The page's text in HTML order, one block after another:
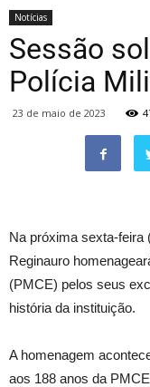
Notícias
Sessão
Polícia
23 de maio de 2023
Na próxima sexta-feira
Reginauro
(PMCE) pelos seus
história da instituição.
A homenagem
aos 188 anos da